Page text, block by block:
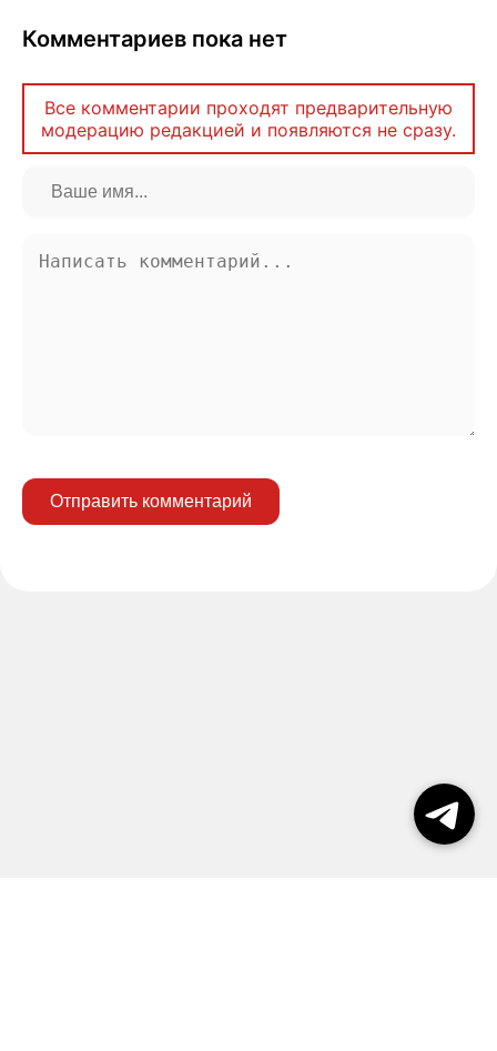
Комментариев пока нет
Все комментарии проходят предварительную
модерацию редакцией и появляются не сразу.
Отправить комментарий